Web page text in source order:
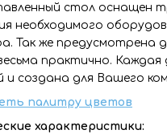
стол оснащен
необходимого
Так же предусмотрена
практично. Каждая
и создана для Вашего
палитру цветов
характеристики: